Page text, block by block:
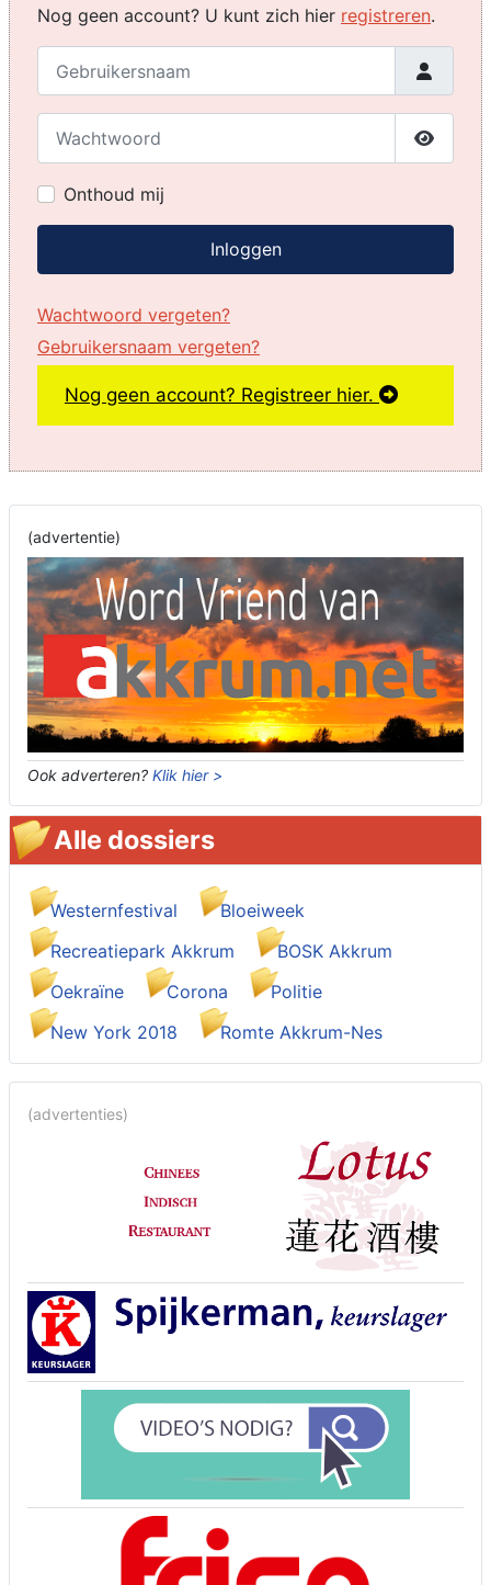
Nog geen account? U kunt zich hier registreren.
Toon
Onthoud mij
Inloggen
Wachtwoord vergeten?
Gebruikersnaam vergeten?
Nog geen account? Registreer hier.
(advertentie)
Ook adverteren? Klik hier >
Alle dossiers
Westernfestival
Bloeiweek
Recreatiepark Akkrum
BOSK Akkrum
Oekraïne
Corona
Politie
New York 2018
Romte Akkrum-Nes
(advertenties)